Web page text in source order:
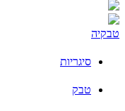
טבקיה
סיגריות
טבק